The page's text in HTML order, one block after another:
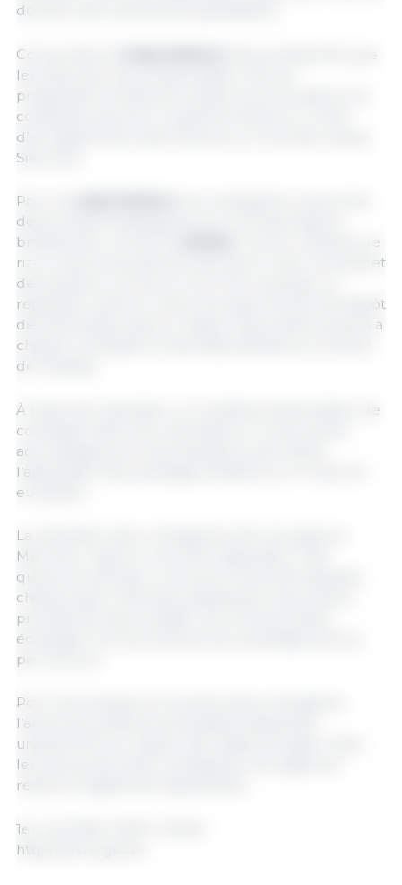
douane, sans restrictions quantitatives.
Concernant les
les véhicules, les produits laitiers, l’ail, les
préparations à base de tomate, les chocolats et les
confiseries suivront un système fondé sur l’ordre
d’enregistrement des licences sur le portail unique
Siscomex.
Pour les
des produits stratégiques pour les exportations
brésiliennes, comme la
, le sucre, l’éthanol, le
riz, le maïs et ses dérivés, ainsi que le miel, les œufs et
des boissons comme le rhum et la cachaça. La
répartition suivra le même principe d’ordre de dépôt
des demandes, dans le respect des limites propres à
chaque contingent et des disponibilités au moment
de l’analyse.
À l’issue de l’opération, un Certificat d’autorisation de
contingent Mercosur sera délivré. Ce document
accompagnera la marchandise et permettra
l’application des avantages tarifaires sur le marché
européen.
La répartition des contingents entre les pays du
Mercosur reste en cours de négociation. Tant
qu’aucune décision commune n’aura été adoptée,
chaque pays continuera d’appliquer ses propres
procédures, sans modifier les volumes totaux
échangés ni le droit d’accès aux avantages prévus
par l’accord.
Pour les produits non soumis à des contingents,
l’accès aux préférences tarifaires dépendra
uniquement du respect des règles d’origine. Dans
les cas soumis à des contingents, ces exigences
resteront également applicables.
1er mai 2026 / MDIC / Brésil.
https://www.gov.br